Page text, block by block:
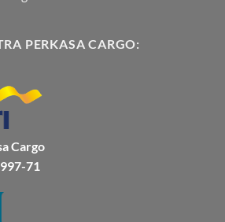
PERKASA CARGO:
Cargo
71